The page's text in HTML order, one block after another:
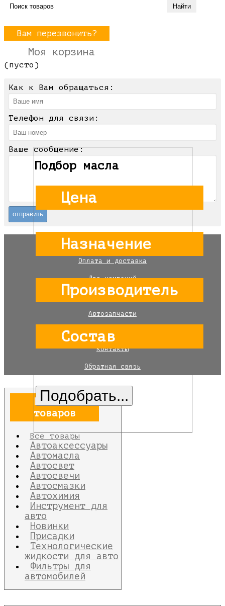
Вам перезвонить?
Моя корзина
(пусто)
Как к Вам обращаться:
Телефон для связи:
Ваше сообщение:
Главная
Оплата и доставка
Для компаний
Каталог товаров
Автозапчасти
Акции
Контакты
Обратная связь
Каталог
товаров
Все товары
Автоаксессуары
Автомасла
Автосвет
Автосвечи
Автосмазки
Автохимия
Инструмент для
авто
Новинки
Присадки
Технологические
жидкости для авто
Фильтры для
автомобилей
Подбор масла
Цена
Назначение
Производитель
Состав